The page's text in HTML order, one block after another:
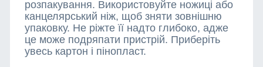
розпакування. Використовуйте ножиці або
канцелярський ніж, щоб зняти зовнішню
упаковку. Не ріжте її надто глибоко, адже
це може подряпати пристрій. Приберіть
увесь картон і пінопласт.